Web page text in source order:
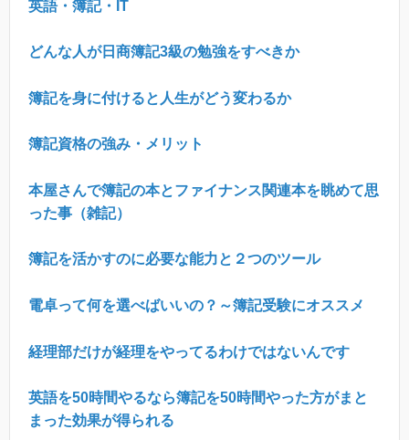
英語・簿記・IT
どんな人が日商簿記3級の勉強をすべきか
簿記を身に付けると人生がどう変わるか
簿記資格の強み・メリット
本屋さんで簿記の本とファイナンス関連本を眺めて思
った事（雑記）
簿記を活かすのに必要な能力と２つのツール
電卓って何を選べばいいの？～簿記受験にオススメ
経理部だけが経理をやってるわけではないんです
英語を50時間やるなら簿記を50時間やった方がまと
まった効果が得られる